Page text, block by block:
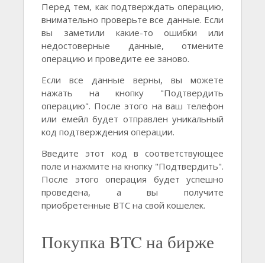
Перед тем, как подтверждать операцию,
внимательно проверьте все данные. Если
вы заметили какие-то ошибки или
недостоверные данные, отмените
операцию и проведите ее заново.
Если все данные верны, вы можете
нажать на кнопку "Подтвердить
операцию". После этого на ваш телефон
или емейл будет отправлен уникальный
код подтверждения операции.
Введите этот код в соответствующее
поле и нажмите на кнопку "Подтвердить".
После этого операция будет успешно
проведена, а вы получите
приобретенные BTC на свой кошелек.
Покупка BTC на бирже